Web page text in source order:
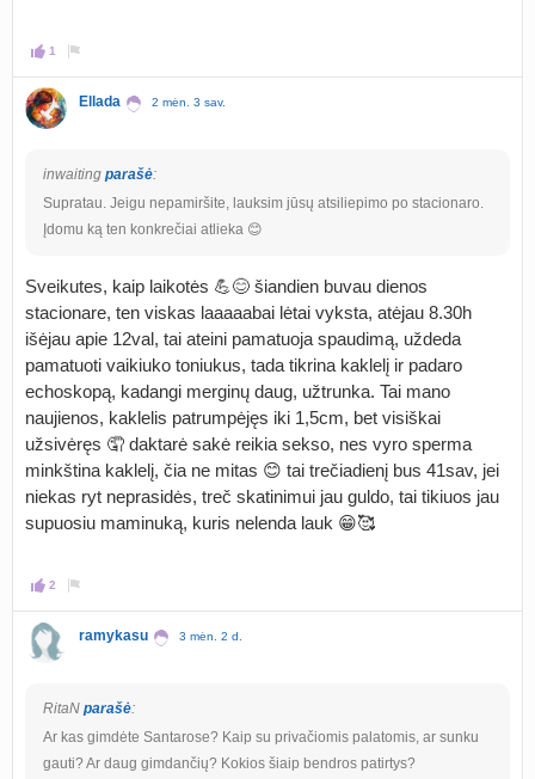
1
Ellada 2 mėn. 3 sav.
inwaiting parašė:
Supratau. Jeigu nepamiršite, lauksim jūsų atsiliepimo po stacionaro.
Įdomu ką ten konkrečiai atlieka 😊
Sveikutes, kaip laikotės 💪😊 šiandien buvau dienos
stacionare, ten viskas laaaaabai lėtai vyksta, atėjau 8.30h
išėjau apie 12val, tai ateini pamatuoja spaudimą, uždeda
pamatuoti vaikiuko toniukus, tada tikrina kaklelį ir padaro
echoskopą, kadangi merginų daug, užtrunka. Tai mano
naujienos, kaklelis patrumpėjęs iki 1,5cm, bet visiškai
užsivėręs 🤦 daktarė sakė reikia sekso, nes vyro sperma
minkština kaklelį, čia ne mitas 😊 tai trečiadienį bus 41sav, jei
niekas ryt neprasidės, treč skatinimui jau guldo, tai tikiuos jau
supuosiu maminuką, kuris nelenda lauk 😁🥰
2
ramykasu 3 mėn. 2 d.
RitaN parašė:
Ar kas gimdėte Santarose? Kaip su privačiomis palatomis, ar sunku
gauti? Ar daug gimdančių? Kokios šiaip bendros patirtys?